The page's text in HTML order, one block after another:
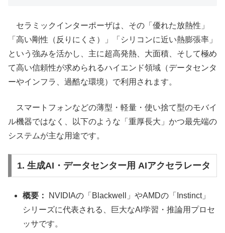
セラミックインターポーザは、その「優れた放熱性」
「高い剛性（反りにくさ）」「シリコンに近い熱膨張率」
という強みを活かし、主に超高発熱、大面積、そして極め
て高い信頼性が求められるハイエンド領域（データセンタ
ーやインフラ、過酷な環境）で利用されます。
スマートフォンなどの薄型・軽量・使い捨て型のモバイ
ル機器ではなく、以下のような「重厚長大」かつ最先端の
システムが主な用途です。
1. 生成AI・データセンター用 AIアクセラレータ
概要：
NVIDIAの「Blackwell」やAMDの「Instinct」
シリーズに代表される、巨大なAI学習・推論用プロセ
ッサです。